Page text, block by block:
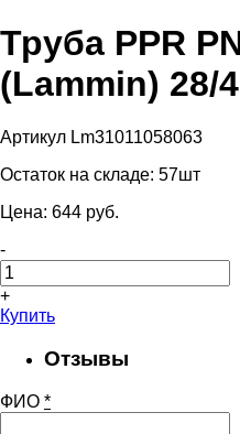
Труба PPR
(Lammin) 28/4
Артикул Lm31011058063
Остаток на складе: 57шт
Цена: 644 pуб.
-
+
Купить
Отзывы
ФИО *